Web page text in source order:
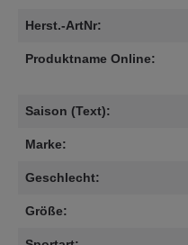
Herst.-ArtNr:
Produktname Online:
Saison (Text):
Marke:
Geschlecht:
Größe: